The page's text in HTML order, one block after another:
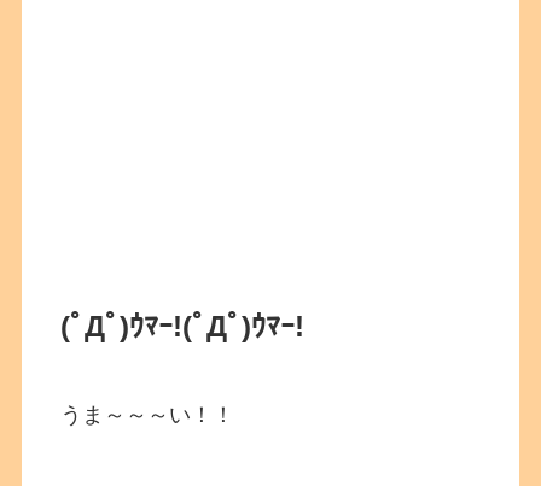
(ﾟДﾟ)ｳﾏｰ!(ﾟДﾟ)ｳﾏｰ!
うま～～～い！！